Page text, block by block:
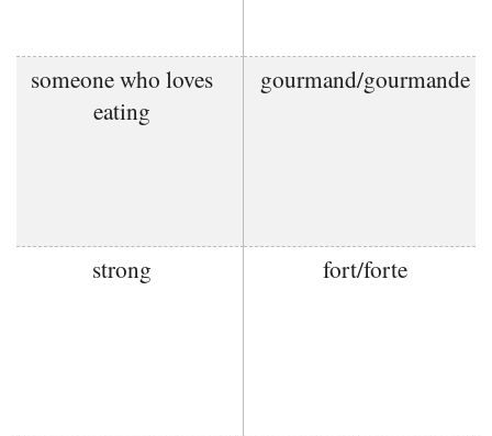
someone who loves
eating
gourmand/gourmande
strong fort/forte